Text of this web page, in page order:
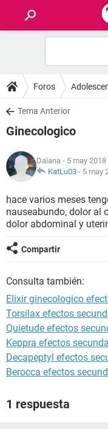
FOROS
SALUD
NUTRICIÓN
BIENESTAR
Foros
Tema Anterior
Ginecologico
Daiana - 5 may
KatLu03 - 5 may
hace varios meses
nauseabundo, dolor al
dolor abdominal y
Compartir
Consulta también:
Elixir ginecologico
Torsilax efectos
Quietude efectos
Keppra efectos
Decapeptyl efectos
Berocca efectos
1 respuesta